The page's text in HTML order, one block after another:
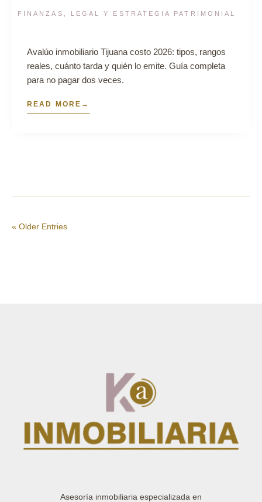
FINANZAS, LEGAL Y ESTRATEGIA PATRIMONIAL
Avalúo inmobiliario Tijuana costo 2026: tipos, rangos
reales, cuánto tarda y quién lo emite. Guía completa
para no pagar dos veces.
READ MORE
« Older Entries
Asesoría inmobiliaria especializada en